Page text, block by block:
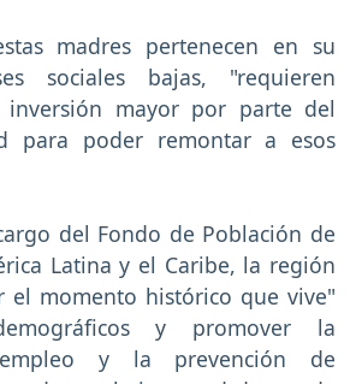
madres pertenecen en su
sociales bajas, "requieren
mayor por parte del
para poder remontar a esos
del Fondo de Población de
Latina y el Caribe, la región
el momento histórico que vive"
y promover la
y la prevención de